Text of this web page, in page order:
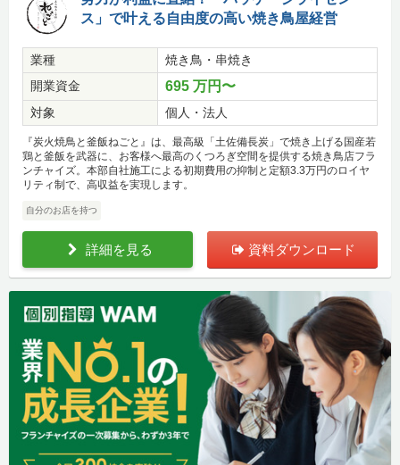
ス」で叶える自由度の高い焼き鳥屋経営
業種
焼き鳥・串焼き
開業資金
695 万円〜
対象 個人・法人
『炭火焼鳥と釜飯ねごと』は、最高級「土佐備長炭」で焼き上げる国産若
鶏と釜飯を武器に、お客様へ最高のくつろぎ空間を提供する焼き鳥店フラ
ンチャイズ。本部自社施工による初期費用の抑制と定額3.3万円のロイヤ
リティ制で、高収益を実現します。
自分のお店を持つ
詳細を見る 資料ダウンロード